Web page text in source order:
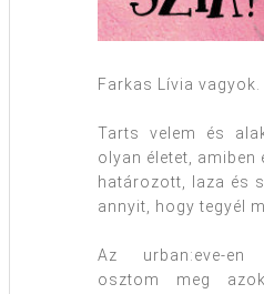
Farkas Lívia vagyok.
Tarts velem és
olyan életet, amiben
határozott, laza és
annyit, hogy tegyél
Az urban:eve-en
osztom meg